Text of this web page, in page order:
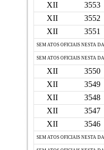
XII
3553
XII
3552
XII
3551
SEM ATOS OFICIAIS NESTA
SEM ATOS OFICIAIS NESTA
XII
3550
XII
3549
XII
3548
XII
3547
XII
3546
SEM ATOS OFICIAIS NESTA